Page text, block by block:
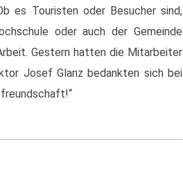
es Touristen oder Besucher sind,
oder auch der Gemeinde
Gestern hatten die Mitarbeiter
Josef Glanz bedankten sich bei